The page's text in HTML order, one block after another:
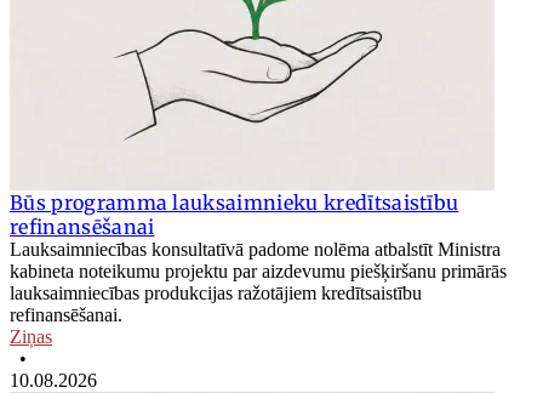
Būs programma lauksaimnieku kredītsaistību
refinansēšanai
Lauksaimniecības konsultatīvā padome nolēma atbalstīt Ministra
kabineta noteikumu projektu par aizdevumu piešķiršanu primārās
lauksaimniecības produkcijas ražotājiem kredītsaistību
refinansēšanai.
Ziņas
•
10.08.2026